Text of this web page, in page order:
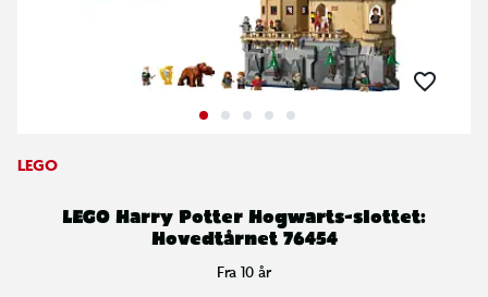
LEGO
LEGO Harry Potter Hogwarts-slottet:
Hovedtårnet 76454
Fra 10 år